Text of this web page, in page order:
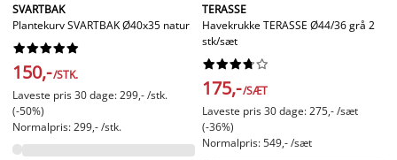
SVARTBAK
Plantekurv SVARTBAK Ø40x35 natur






150,-/STK.
Laveste pris 30 dage: 299,- /stk.
(-50%)
Normalpris: 299,- /stk.
TERASSE
Havekrukke TERASSE Ø44/36 grå 2
stk/sæt






175,-/SÆT
Laveste pris 30 dage: 275,- /sæt
(-36%)
Normalpris: 549,- /sæt